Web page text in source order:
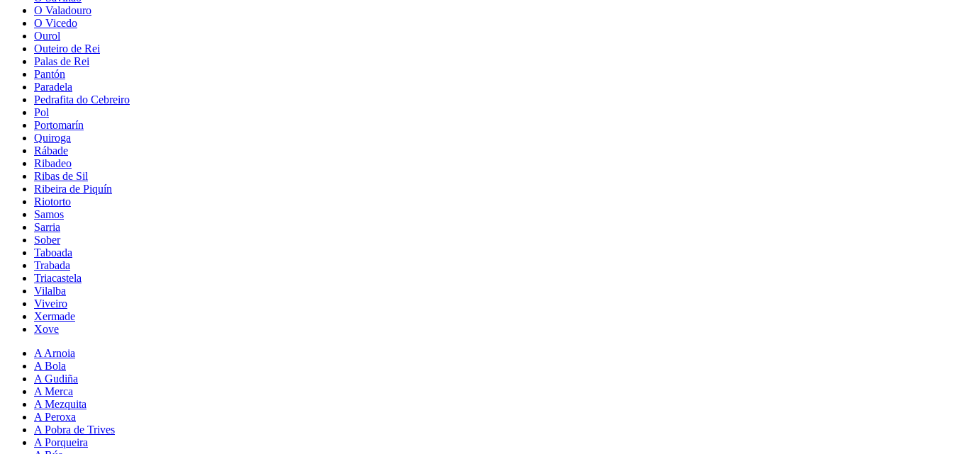
O Valadouro
O Vicedo
Ourol
Outeiro de Rei
Palas de Rei
Pantón
Paradela
Pedrafita do Cebreiro
Pol
Portomarín
Quiroga
Rábade
Ribadeo
Ribas de Sil
Ribeira de Piquín
Riotorto
Samos
Sarria
Sober
Taboada
Trabada
Triacastela
Vilalba
Viveiro
Xermade
Xove
A Arnoia
A Bola
A Gudiña
A Merca
A Mezquita
A Peroxa
A Pobra de Trives
A Porqueira